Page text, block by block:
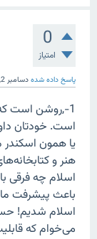
0
امتیاز
پاسخ داده شدهدسامبر 2, 2023
1-,روشن است
است. خودتان
یا همون
هنر و
اسلام چه فرقی
باعث پیشرفت
می‌خوام که